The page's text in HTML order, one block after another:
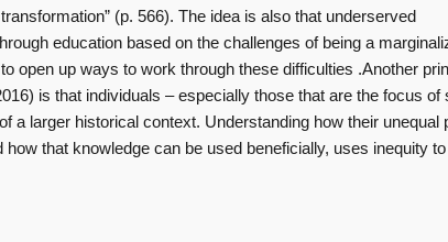
(p. 566). The idea is also that underserved
education based on the challenges of being a
open up ways to work through these difficulties .Another
is that individuals – especially those that are the focus of
a larger historical context. Understanding how their unequal
that knowledge can be used beneficially, uses inequity